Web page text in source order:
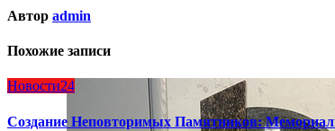
Автор admin
Похожие записи
Новости24
Создание Неповторимых Памятников: